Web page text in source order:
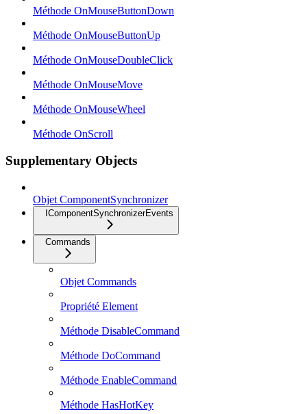
Méthode OnMouseButtonDown
Méthode OnMouseButtonUp
Méthode OnMouseDoubleClick
Méthode OnMouseMove
Méthode OnMouseWheel
Méthode OnScroll
Supplementary Objects
Objet ComponentSynchronizer
IComponentSynchronizerEvents
Commands
Objet Commands
Propriété Element
Méthode DisableCommand
Méthode DoCommand
Méthode EnableCommand
Méthode HasHotKey